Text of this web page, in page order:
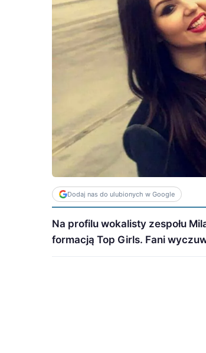
Dodaj nas do ulubionych w Google
Na profilu wokalisty zespołu
formacją Top Girls. Fani